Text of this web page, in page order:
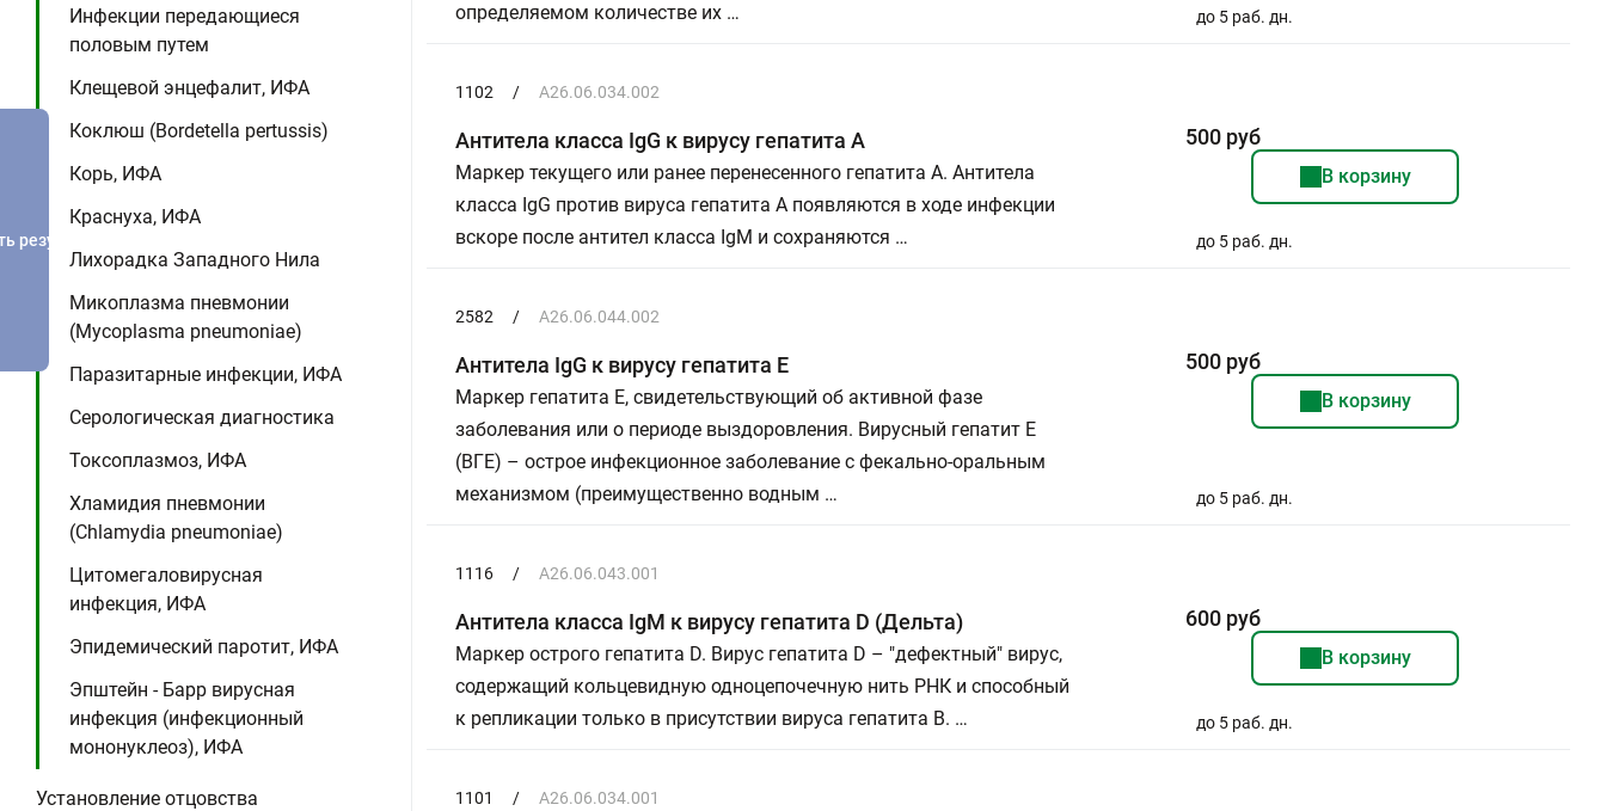
Инфекции передающиеся
половым путем
Клещевой энцефалит, ИФА
Коклюш (Bordetella pertussis)
Корь, ИФА
Краснуха, ИФА
Лихорадка Западного Нила
Микоплазма пневмонии
(Mycoplasma pneumoniae)
Паразитарные инфекции, ИФА
Серологическая диагностика
Токсоплазмоз, ИФА
Хламидия пневмонии
(Chlamydia pneumoniae)
Цитомегаловирусная
инфекция, ИФА
Эпидемический паротит, ИФА
Эпштейн - Барр вирусная
инфекция (инфекционный
мононуклеоз), ИФА
Установление отцовства
определяемом количестве их …
до 5 раб. дн.
1102 / A26.06.034.002
Антитела класса IgG к вирусу гепатита А
Маркер текущего или ранее перенесенного гепатита А. Антитела
класса IgG против вируса гепатита А появляются в ходе инфекции
вскоре после антител класса IgM и сохраняются …
500 руб
В корзину
до 5 раб. дн.
2582 / A26.06.044.002
Антитела IgG к вирусу гепатита Е
Маркер гепатита Е, свидетельствующий об активной фазе
заболевания или о периоде выздоровления. Вирусный гепатит Е
(ВГE) – острое инфекционное заболевание с фекально-оральным
механизмом (преимущественно водным …
500 руб
В корзину
до 5 раб. дн.
1116 / A26.06.043.001
Антитела класса IgM к вирусу гепатита D (Дельта)
Маркер острого гепатита D. Вирус гепатита D – "дефектный" вирус,
содержащий кольцевидную одноцепочечную нить РНК и способный
к репликации только в присутствии вируса гепатита В. …
600 руб
В корзину
до 5 раб. дн.
1101 / A26.06.034.001
результатов